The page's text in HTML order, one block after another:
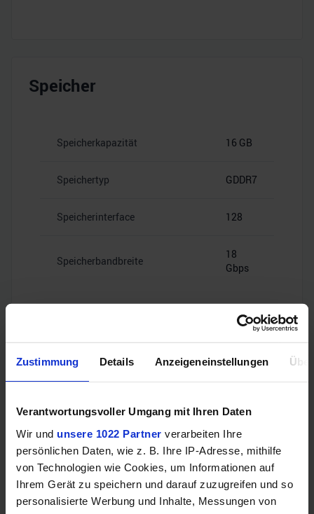
Zustimmung Details Anzeigeneinstellungen
Verantwortungsvoller Umgang mit Ihren Daten
Wir und unsere 1022 Partner verarbeiten Ihre
persönlichen Daten, wie z. B. Ihre IP-Adresse, mithilfe
von Technologien wie Cookies, um Informationen auf
Ihrem Gerät zu speichern und darauf zuzugreifen und so
personalisierte Werbung und Inhalte, Messungen von
Speicher
Speicherkapazität 16 GB
Speichertyp GDDR7
Speicherinterface 128
Speicherbandbreite
18
Gbps
Videoanschlüsse
HDMI –
DisplayPort
4x Mini
DisplayPort
2.1b